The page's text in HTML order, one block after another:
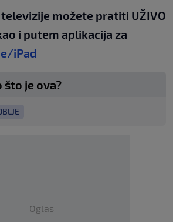
možete pratiti UŽIVO
i putem aplikacija za
iPad
što je ova?
Oglas